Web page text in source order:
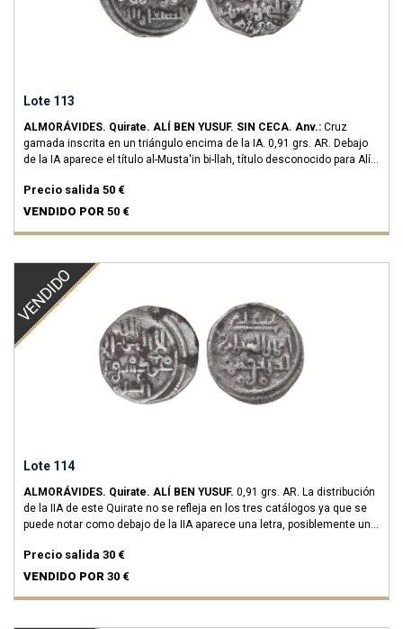
Lote 113
ALMORÁVIDES. Quirate. ALÍ BEN YUSUF. SIN CECA. Anv.: Cruz
gamada inscrita en un triángulo encima de la IA. 0,91 grs. AR. Debajo
de la IA aparece el título al-Musta'in bi-llah, título desconocido para Alí
distribución y en otro con distribución distinta (Numisma 237-14).
RARA.FBM-Cc17; Haz-No cat.; Numisma-237 pág.296 nº13; V-No cat.
Precio salida 50 €
VENDIDO POR 50 €
VENDIDO
Lote 114
ALMORÁVIDES. Quirate. ALÍ BEN YUSUF. 0,91 grs. AR. La distribución
de la IIA de este Quirate no se refleja en los tres catálogos ya que se
puede notar como debajo de la IIA aparece una letra, posiblemente una
mientras que este Quirate no tiene esta letra debajo de la 3ª línea.
ESCASA.FBC-Cb25; Haz-918; V-1695.
Precio salida 30 €
VENDIDO POR 30 €